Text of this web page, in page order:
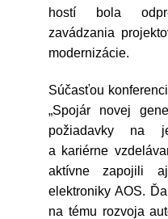
hostí bola
zavádzania
modernizácie.
Súčasťou
„Spojár novej
požiadavky na
a kariérne
aktívne zapojili
elektroniky AOS.
na tému rozvoja